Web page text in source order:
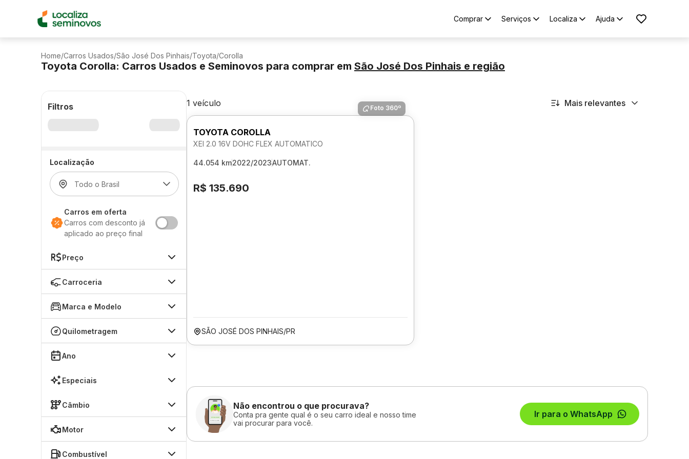
Comprar Serviços Localiza Ajuda
Home/Carros Usados/São José Dos Pinhais/Toyota/Corolla
Toyota Corolla: Carros Usados e Seminovos para comprar em São José Dos Pinhais e região
Filtros
Localização
Carros em oferta
Carros com desconto já
aplicado ao preço final
Preço
Carroceria
Marca e Modelo
Quilometragem
Ano
Especiais
Câmbio
Motor
Combustível
1 veículo Mais relevantes
Foto 360º
TOYOTA COROLLA
XEI 2.0 16V DOHC FLEX AUTOMATICO
44.054 km2022/2023AUTOMAT.
R$ 135.690
SÃO JOSÉ DOS PINHAIS/PR
Não encontrou o que procurava?
Conta pra gente qual é o seu carro ideal e nosso time
vai procurar para você.
Ir para o WhatsApp